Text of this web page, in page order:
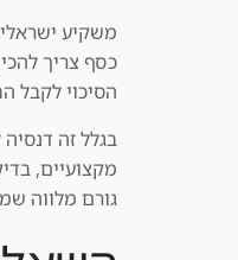
משקיע
כסף צריך
הסיכוי לקבל
בגלל זה
מקצועיים,
גורם מלווה